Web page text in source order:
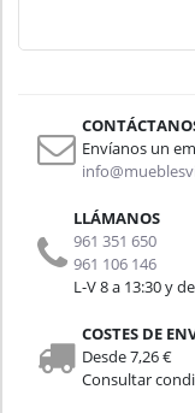
Envíanos un
LLÁMANOS
961 351 650
961 106 146
L-V 8 a 13:30 y
COSTES DE
Desde 7,26 €
Consultar